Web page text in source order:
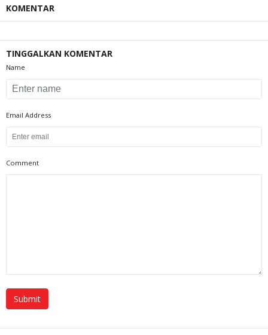
KOMENTAR
TINGGALKAN KOMENTAR
Name
Email Address
Comment